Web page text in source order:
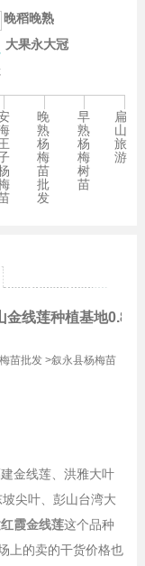
晚稻晚熟
大果永大冠
晚
熟
杨
梅
苗
批
发
早
熟
杨
梅
树
苗
扁
山
旅
游
线莲种植基地0.8元
苗批发>叙永县杨梅苗
金线莲、洪雅大叶
尖叶、彭山台湾大
霞金线莲这个品种
上的卖的干货价格也